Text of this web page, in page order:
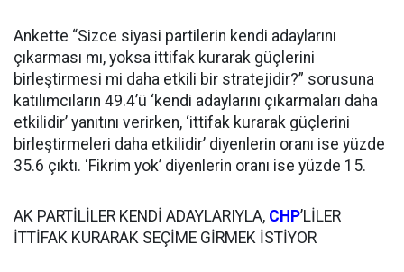
Ankette “Sizce siyasi partilerin kendi adaylarını
çıkarması mı, yoksa ittifak kurarak güçlerini
birleştirmesi mi daha etkili bir stratejidir?” sorusuna
katılımcıların 49.4’ü ‘kendi adaylarını çıkarmaları daha
etkilidir’ yanıtını verirken, ‘ittifak kurarak güçlerini
birleştirmeleri daha etkilidir’ diyenlerin oranı ise yüzde
35.6 çıktı. ‘Fikrim yok’ diyenlerin oranı ise yüzde 15.
AK PARTİLİLER KENDİ ADAYLARIYLA, CHP’LİLER
İTTİFAK KURARAK SEÇİME GİRMEK İSTİYOR